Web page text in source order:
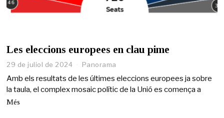
Les eleccions europees en clau pime
29 de juliol de 2024 Panorama
Amb els resultats de les últimes eleccions europees ja sobre
la taula, el complex mosaic polític de la Unió es comença a
Més